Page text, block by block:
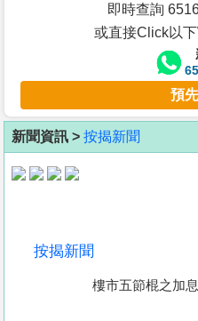
客
地
產
即時查詢
或直接Click以
預
新聞資訊 > 按揭新聞
按揭新聞
樓市五節棍之加